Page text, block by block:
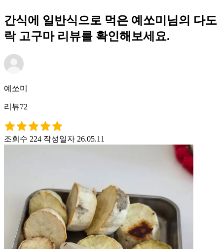
간식에 일반식으로 먹은 예쏘미님의 다도
락 고구마 리뷰를 확인해보세요.
예쏘미
리뷰72
조회수 224 작성일자 26.05.11